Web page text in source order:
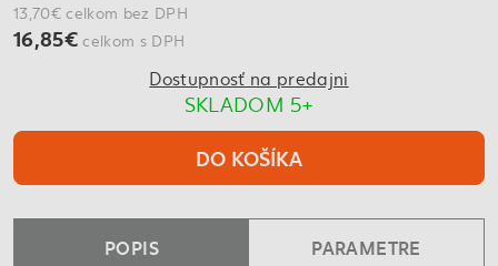
13,70€ celkom bez DPH
16,85€celkom s DPH
Dostupnosť na predajni
SKLADOM 5+
DO KOŠÍKA
POPIS PARAMETRE